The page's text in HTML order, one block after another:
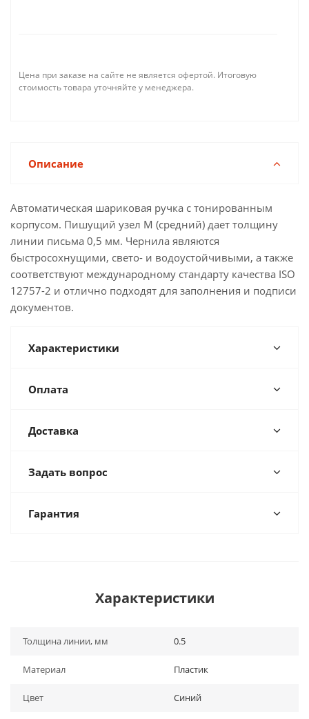
Цена при заказе на сайте не является офертой. Итоговую
стоимость товара уточняйте у менеджера.
Описание
Автоматическая шариковая ручка с тонированным
корпусом. Пишущий узел M (средний) дает толщину
линии письма 0,5 мм. Чернила являются
быстросохнущими, свето- и водоустойчивыми, а также
соответствуют международному стандарту качества ISO
12757-2 и отлично подходят для заполнения и подписи
документов.
Характеристики
Оплата
Доставка
Задать вопрос
Гарантия
Характеристики
Толщина линии, мм 0.5
Материал Пластик
Цвет Синий